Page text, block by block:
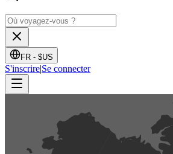
FR - $US
S'inscrire|Se connecter